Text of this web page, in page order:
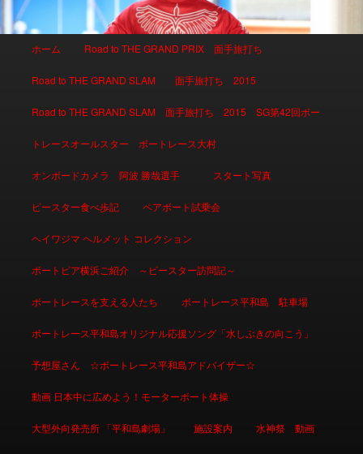
メインコンテンツへ移動
サブコンテンツへ移動
ホーム Road to THE GRAND PRIX 面手旅打ち
Road to THE GRAND SLAM 面手旅打ち 2015
Road to THE GRAND SLAM 面手旅打ち 2015 SG第42回ボー
トレースオールスター ボートレース大村
オンボードカメラ 阿波 勝哉選手 スタート写真
ピースター食べ歩記 ペアボート試乗会
ヘイワジマ ヘルメット コレクション
ボートピア横浜ご紹介 ～ピースター訪問記～
ボートレースを支える人たち ボートレース平和島 駐車場
ボートレース平和島オリジナル応援ソング「水しぶきの向こう」
予想屋さん ☆ボートレース平和島アドバイザー☆
動画 日本中に広めよう！モーターボート体操
大型外向発売所 「平和島劇場」 施設案内 水神祭 動画